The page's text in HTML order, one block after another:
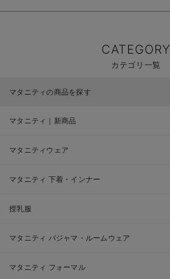
CATEGORY
カテゴリ一覧
マタニティの商品を探す
マタニティ｜新商品
マタニティウェア
マタニティ 下着・インナー
授乳服
マタニティ パジャマ・ルームウェア
マタニティ フォーマル